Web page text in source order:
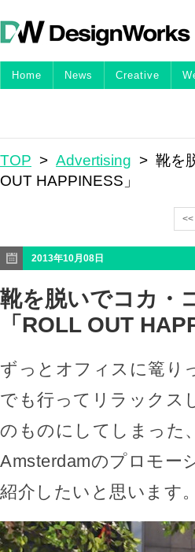
Home News Creative
TOP > Advertising > 靴を
OUT HAPPINESS」
<<
2013年10月08日
靴を脱いでコカ・
「ROLL OUT
ずっとオフィスに篭り
でも行ってリラックス
のものにしてしまった
Amsterdamのプロモー
紹介したいと思います。